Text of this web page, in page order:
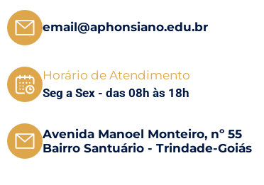
email@aphonsiano.edu.br
Horário de Atendimento
Seg a Sex - das 08h às 18h
Avenida Manoel Monteiro, nº 55
Bairro Santuário - Trindade-Goiás